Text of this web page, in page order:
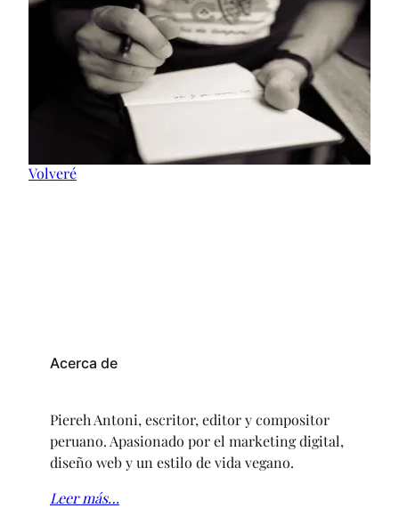
Volveré
Acerca de
Piereh Antoni, escritor, editor y compositor
peruano. Apasionado por el marketing digital,
diseño web y un estilo de vida vegano.
Leer más…